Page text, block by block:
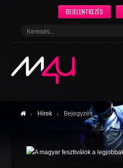
BEJELENTKEZÉS
Hírek Bejegyzés